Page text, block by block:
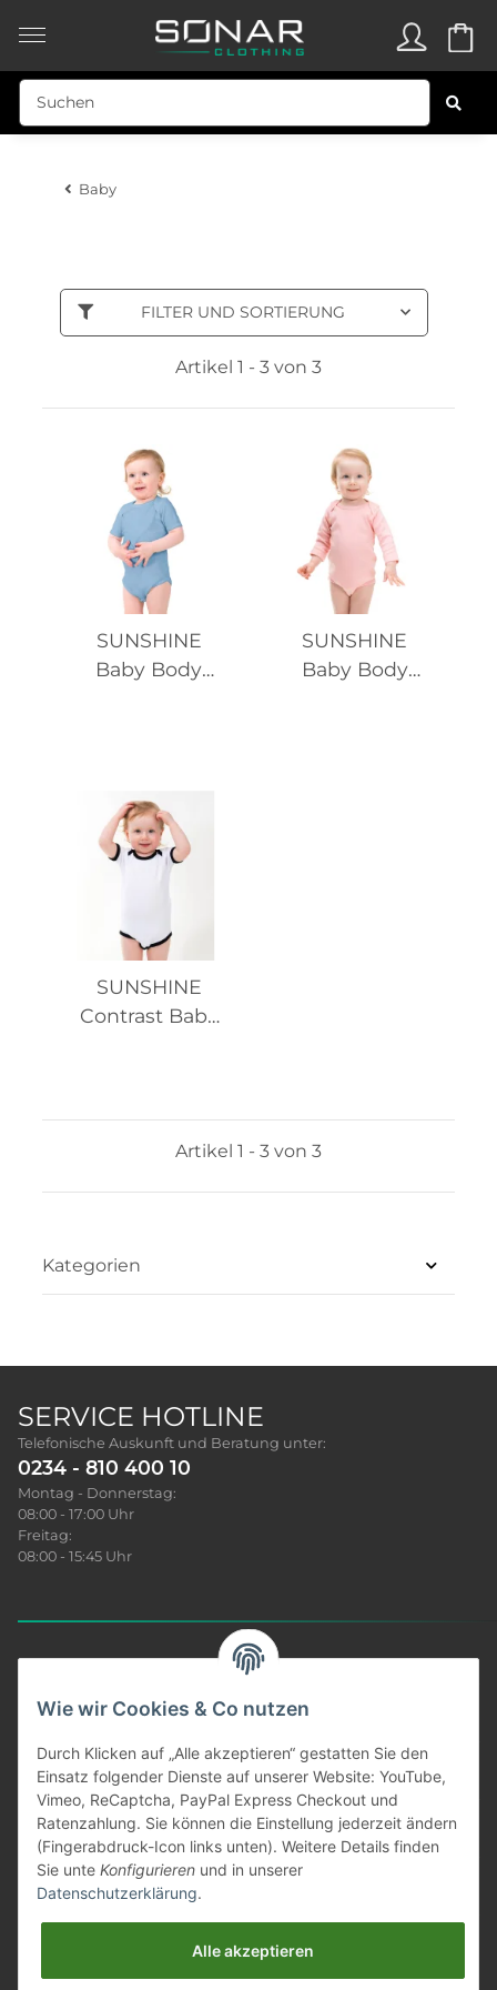
Baby
FILTER UND SORTIERUNG
Artikel 1 - 3 von 3
SUNSHINE
Baby Body
SUNSHINE
Baby Body
SUNSHINE
Contrast Baby
Artikel 1 - 3 von 3
Kategorien
SERVICE HOTLINE
Telefonische Auskunft und Beratung unter:
0234 - 810 400 10
Montag - Donnerstag:
08:00 - 17:00 Uhr
Freitag:
08:00 - 15:45 Uhr
Produkt Infos
Unser Service
Informationen
Wie wir Cookies & Co nutzen
Durch Klicken auf „Alle akzeptieren“ gestatten Sie den
Einsatz folgender Dienste auf unserer Website: YouTube,
Vimeo, ReCaptcha, PayPal Express Checkout und
Ratenzahlung. Sie können die Einstellung jederzeit ändern
(Fingerabdruck-Icon links unten). Weitere Details finden
Sie unte Konfigurieren und in unserer
Datenschutzerklärung.
Alle akzeptieren